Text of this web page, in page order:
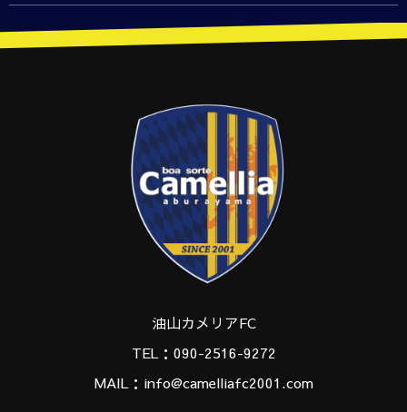
油山カメリアFC
TEL：090-2516-9272
MAIL：info@camelliafc2001.com